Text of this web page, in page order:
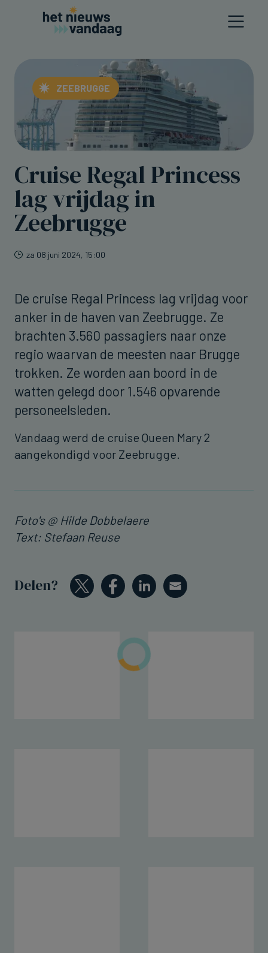
ZEEBRUGGE
Cruise Regal Princess
lag vrijdag in
Zeebrugge
za 08 juni 2024, 15:00
De cruise Regal Princess lag vrijdag voor
anker in de haven van Zeebrugge. Ze
brachten 3.560 passagiers naar onze
regio waarvan de meesten naar Brugge
trokken. Ze worden aan boord in de
watten gelegd door 1.546 opvarende
personeelsleden.
Vandaag werd de cruise Queen Mary 2
aangekondigd voor Zeebrugge.
Foto's @ Hilde Dobbelaere
Text: Stefaan Reuse
Delen?